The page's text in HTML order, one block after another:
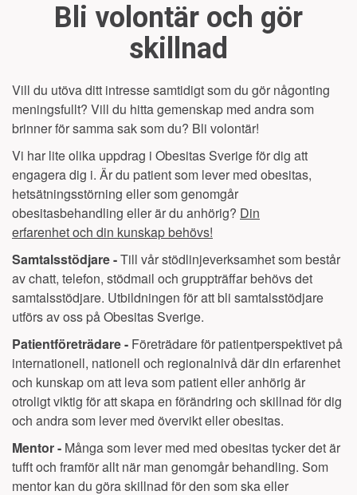
Bli volontär och gör
skillnad
Vill du utöva ditt intresse samtidigt som du gör någonting
meningsfullt? Vill du hitta gemenskap med andra som
brinner för samma sak som du? Bli volontär!
Vi har lite olika uppdrag i Obesitas Sverige för dig att
engagera dig i. Är du patient som lever med obesitas,
hetsätningsstörning eller som genomgår
obesitasbehandling eller är du anhörig? Din
erfarenhet och din kunskap behövs!
Samtalsstödjare -Till vår stödlinjeverksamhet som består
av chatt, telefon, stödmail och gruppträffar behövs det
samtalsstödjare. Utbildningen för att bli samtalsstödjare
utförs av oss på Obesitas Sverige.
Patientföreträdare - Företrädare för patientperspektivet på
internationell, nationell och regionalnivå där din erfarenhet
och kunskap om att leva som patient eller anhörig är
otroligt viktig för att skapa en förändring och skillnad för dig
och andra som lever med övervikt eller obesitas.
Mentor - Många som lever med med obesitas tycker det är
tufft och framför allt när man genomgår behandling. Som
mentor kan du göra skillnad för den som ska eller